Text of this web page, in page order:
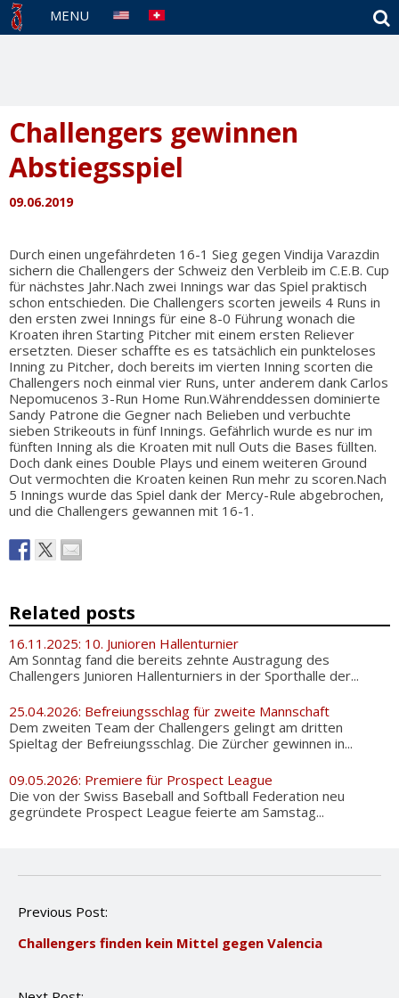
MENU
Challengers gewinnen
Abstiegsspiel
09.06.2019
Durch einen ungefährdeten 16-1 Sieg gegen Vindija Varazdin
sichern die Challengers der Schweiz den Verbleib im C.E.B. Cup
für nächstes Jahr.Nach zwei Innings war das Spiel praktisch
schon entschieden. Die Challengers scorten jeweils 4 Runs in
den ersten zwei Innings für eine 8-0 Führung wonach die
Kroaten ihren Starting Pitcher mit einem ersten Reliever
ersetzten. Dieser schaffte es es tatsächlich ein punkteloses
Inning zu Pitcher, doch bereits im vierten Inning scorten die
Challengers noch einmal vier Runs, unter anderem dank Carlos
Nepomucenos 3-Run Home Run.Währenddessen dominierte
Sandy Patrone die Gegner nach Belieben und verbuchte
sieben Strikeouts in fünf Innings. Gefährlich wurde es nur im
fünften Inning als die Kroaten mit null Outs die Bases füllten.
Doch dank eines Double Plays und einem weiteren Ground
Out vermochten die Kroaten keinen Run mehr zu scoren.Nach
5 Innings wurde das Spiel dank der Mercy-Rule abgebrochen,
und die Challengers gewannen mit 16-1.
Related posts
16.11.2025: 10. Junioren Hallenturnier
Am Sonntag fand die bereits zehnte Austragung des
Challengers Junioren Hallenturniers in der Sporthalle der...
25.04.2026: Befreiungsschlag für zweite Mannschaft
Dem zweiten Team der Challengers gelingt am dritten
Spieltag der Befreiungsschlag. Die Zürcher gewinnen in...
09.05.2026: Premiere für Prospect League
Die von der Swiss Baseball and Softball Federation neu
gegründete Prospect League feierte am Samstag...
P
s
Previous Post:
Challengers finden kein Mittel gegen Valencia